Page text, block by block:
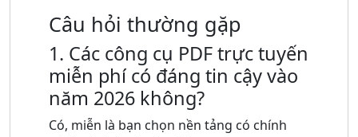
Câu hỏi thường gặp
1. Các công cụ PDF trực tuyến
miễn phí có đáng tin cậy vào
năm 2026 không?
Có, miễn là bạn chọn nền tảng có chính